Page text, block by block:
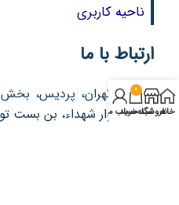
ناحیه کاربری
ارتباط با ما
آدرس : تهران، پردیس،
سنگ، بلوار شهداء، بن بست خانهفروشگاه
0
سبد خرید
حساب من